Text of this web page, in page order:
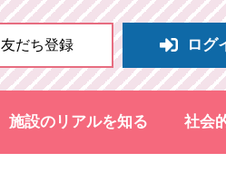
友だち登録 ログ
施設のリアルを知る 社会